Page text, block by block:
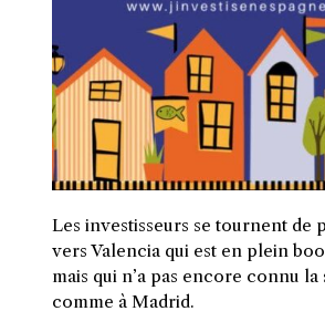
Les investisseurs se tournent de
vers Valencia qui est en plein
mais qui n’a pas encore connu
comme à Madrid.